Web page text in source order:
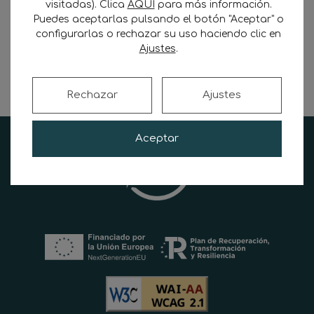
INFRACCIÓN MUY GRAVE. Una de las
novedades que puede traer problemas a la
visitadas). Clica AQUÍ para más información.
Puedes aceptarlas pulsando el botón "Aceptar" o
configurarlas o rechazar su uso haciendo clic en
Ajustes.
Aceptar
Rechazar Ajustes